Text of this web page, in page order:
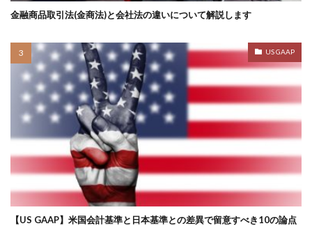
金融商品取引法(金商法)と会社法の違いについて解説します
US GAAP
【US GAAP】米国会計基準と日本基準との差異で留意すべき10の論点